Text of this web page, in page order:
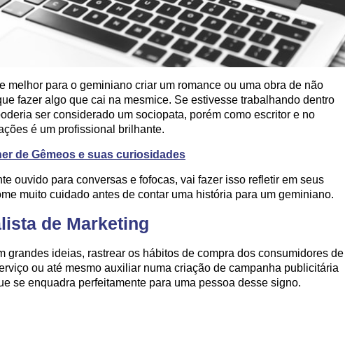
melhor para o geminiano criar um romance ou uma obra de não
fazer algo que cai na mesmice. Se estivesse trabalhando dentro
ser considerado um sociopata, porém como escritor e no
é um profissional brilhante.
de Gêmeos e suas curiosidades
ouvido para conversas e fofocas, vai fazer isso refletir em seus
muito cuidado antes de contar uma história para um geminiano.
de Marketing
grandes ideias, rastrear os hábitos de compra dos consumidores de
ou até mesmo auxiliar numa criação de campanha publicitária
se enquadra perfeitamente para uma pessoa desse signo.